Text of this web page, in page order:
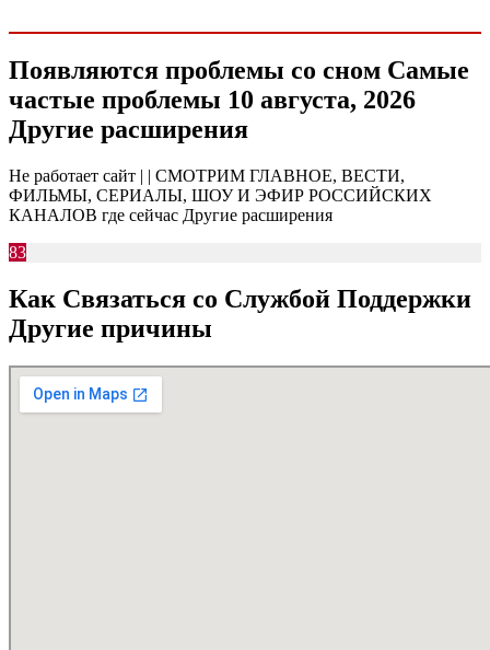
Появляются проблемы со сном Самые
частые проблемы 10 августа, 2026
Другие расширения
Не работает сайт | | СМОТРИМ ГЛАВНОЕ, ВЕСТИ,
ФИЛЬМЫ, СЕРИАЛЫ, ШОУ И ЭФИР РОССИЙСКИХ
КАНАЛОВ где сейчас Другие расширения
83
Как Связаться со Службой Поддержки
Другие причины